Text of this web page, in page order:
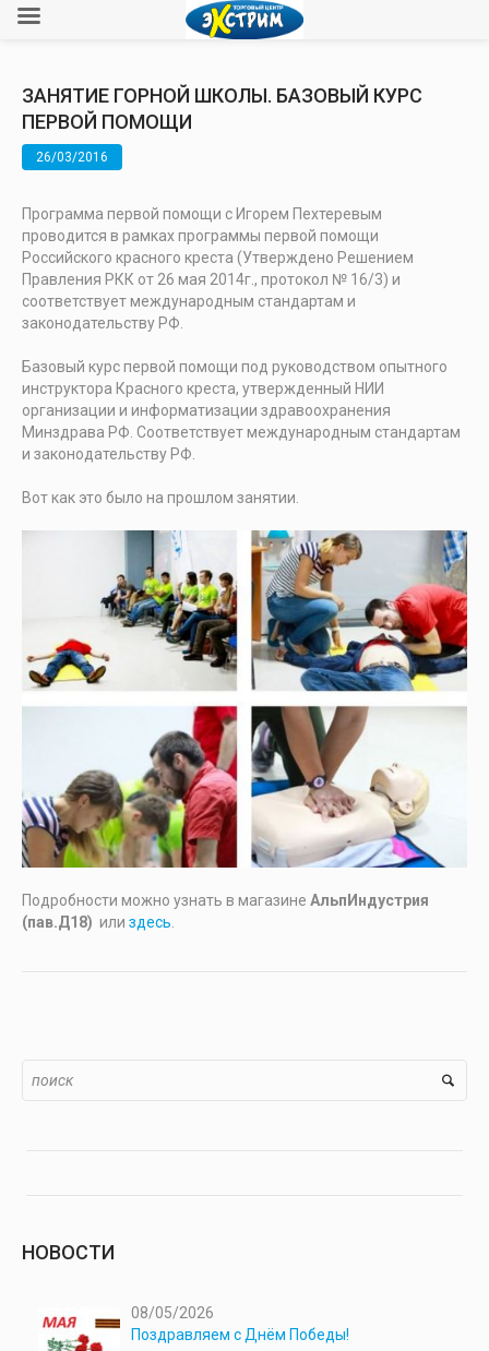
ЗАНЯТИЕ ГОРНОЙ ШКОЛЫ. БАЗОВЫЙ КУРС
ПЕРВОЙ ПОМОЩИ
26/03/2016
Программа первой помощи с Игорем Пехтеревым
проводится в рамках программы первой помощи
Российского красного креста (Утверждено Решением
Правления РКК от 26 мая 2014г., протокол № 16/3) и
соответствует международным стандартам и
законодательству РФ.
Базовый курс первой помощи под руководством опытного
инструктора Красного креста, утвержденный НИИ
организации и информатизации здравоохранения
Минздрава РФ. Соответствует международным стандартам
и законодательству РФ.
Вот как это было на прошлом занятии.
Подробности можно узнать в магазине АльпИндустрия
(пав.Д18) или здесь.
НОВОСТИ
08/05/2026
Поздравляем с Днём Победы!